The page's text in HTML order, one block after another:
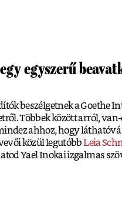
egyszerű
beszélgetnek a Goethe
Többek között arról,
ahhoz, hogy
közül legutóbbLeia
Yael Inokai izgalmas